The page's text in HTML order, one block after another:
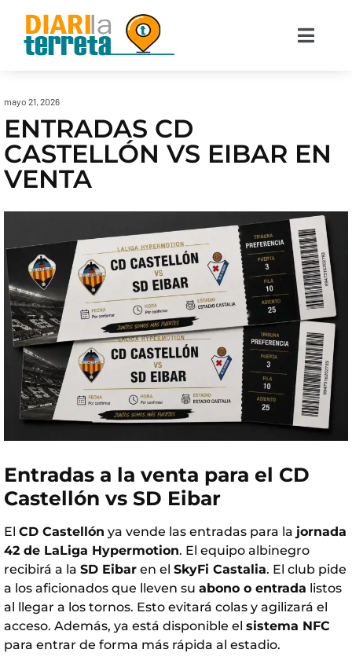
mayo 21, 2026
ENTRADAS CD
CASTELLÓN VS EIBAR EN
VENTA
Entradas a la venta para el CD
Castellón vs SD Eibar
El CD Castellón ya vende las entradas para la jornada
42 de LaLiga Hypermotion. El equipo albinegro
recibirá a la SD Eibar en el SkyFi Castalia. El club pide
a los aficionados que lleven su abono o entrada listos
al llegar a los tornos. Esto evitará colas y agilizará el
acceso. Además, ya está disponible el sistema NFC
para entrar de forma más rápida al estadio.